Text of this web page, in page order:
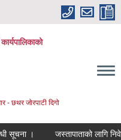
- छथर जोरपाटी दिगो
सूचना । जस्तापाताको लागि